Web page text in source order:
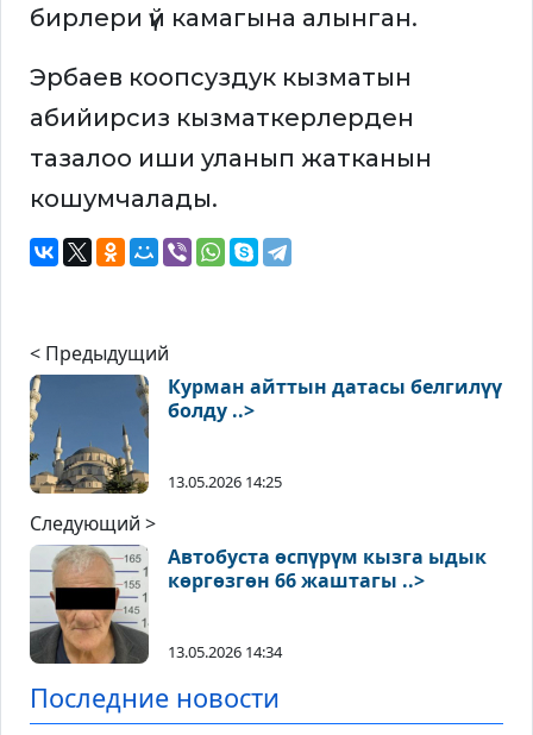
бирлери үй камагына алынган.
Эрбаев коопсуздук кызматын
абийирсиз кызматкерлерден
тазалоо иши уланып жатканын
кошумчалады.
< Предыдущий
Курман айттын датасы белгилүү
болду ..>
13.05.2026 14:25
Следующий >
Автобуста өспүрүм кызга ыдык
көргөзгөн 66 жаштагы ..>
13.05.2026 14:34
Последние новости